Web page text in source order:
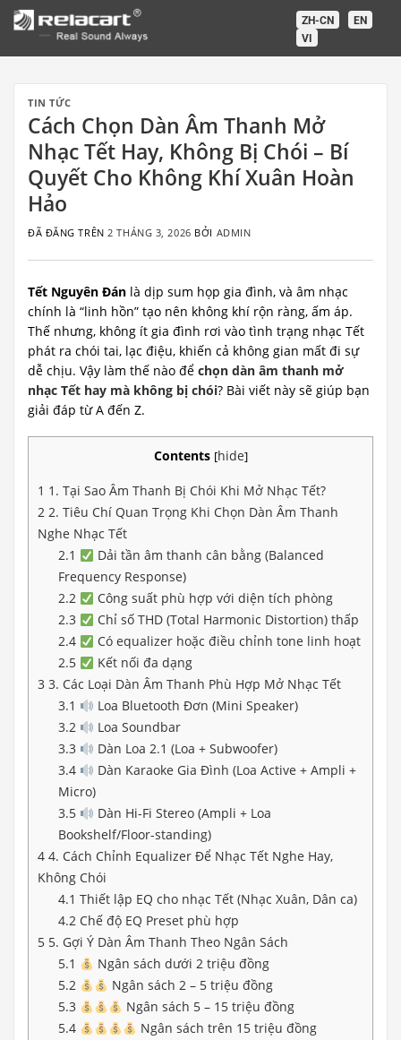
Chuyển
đến
nội
ZH-CN
EN
VI
TIN TỨC
Cách Chọn Dàn Âm Thanh Mở
Nhạc Tết Hay, Không Bị Chói – Bí
Quyết Cho Không Khí Xuân Hoàn
Hảo
ĐÃ ĐĂNG TRÊN2 THÁNG 3, 2026 BỞI ADMIN
Tết Nguyên Đán là dịp sum họp gia đình, và âm nhạc
chính là “linh hồn” tạo nên không khí rộn ràng, ấm áp.
Thế nhưng, không ít gia đình rơi vào tình trạng nhạc Tết
phát ra chói tai, lạc điệu, khiến cả không gian mất đi sự
dễ chịu. Vậy làm thế nào để chọn dàn âm thanh mở
nhạc Tết hay mà không bị chói? Bài viết này sẽ giúp bạn
giải đáp từ A đến Z.
Contents [hide]
1 1. Tại Sao Âm Thanh Bị Chói Khi Mở Nhạc Tết?
2 2. Tiêu Chí Quan Trọng Khi Chọn Dàn Âm Thanh
Nghe Nhạc Tết
2.1
Dải tần âm thanh cân bằng (Balanced
Frequency Response)
2.2
Công suất phù hợp với diện tích phòng
2.3
Chỉ số THD (Total Harmonic Distortion) thấp
2.4
Có equalizer hoặc điều chỉnh tone linh hoạt
2.5
Kết nối đa dạng
3 3. Các Loại Dàn Âm Thanh Phù Hợp Mở Nhạc Tết
3.1
Loa Bluetooth Đơn (Mini Speaker)
3.2
Loa Soundbar
3.3
Dàn Loa 2.1 (Loa + Subwoofer)
3.4
Dàn Karaoke Gia Đình (Loa Active + Ampli +
Micro)
3.5
Dàn Hi-Fi Stereo (Ampli + Loa
Bookshelf/Floor-standing)
4 4. Cách Chỉnh Equalizer Để Nhạc Tết Nghe Hay,
Không Chói
4.1 Thiết lập EQ cho nhạc Tết (Nhạc Xuân, Dân ca)
4.2Chế độ EQ Preset phù hợp
5 5. Gợi Ý Dàn Âm Thanh Theo Ngân Sách
5.1
Ngân sách dưới 2 triệu đồng
5.2
Ngân sách 2 – 5 triệu đồng
5.3
Ngân sách 5 – 15 triệu đồng
5.4
Ngân sách trên 15 triệu đồng